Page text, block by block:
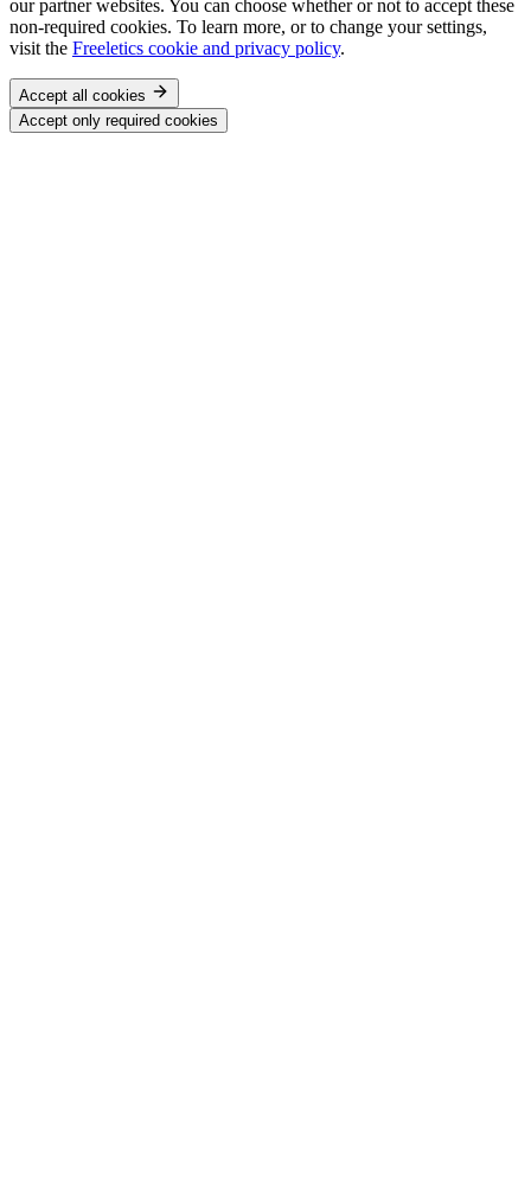
our partner websites. You can choose whether or not to accept these
non-required cookies. To learn more, or to change your settings,
visit the Freeletics cookie and privacy policy.
Accept all cookies
Accept only required cookies